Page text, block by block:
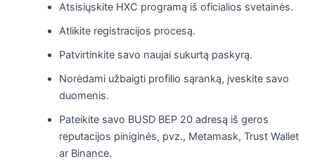
Atsisiųskite HXC programą iš oficialios svetainės.
Atlikite registracijos procesą.
Patvirtinkite savo naujai sukurtą paskyrą.
Norėdami užbaigti profilio sąranką, įveskite savo
duomenis.
Pateikite savo BUSD BEP 20 adresą iš geros
reputacijos piniginės, pvz., Metamask, Trust Wallet
ar Binance.